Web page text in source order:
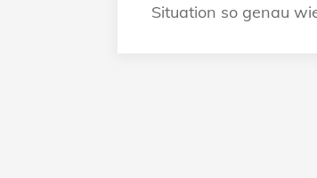
Situation so genau